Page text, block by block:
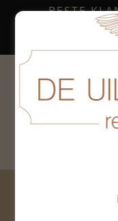
BESTE
ZIJN